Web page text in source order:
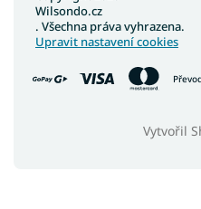
Vytvořil
Wilsondo.cz
. Všechna práva vyhrazena.
Upravit nastavení cookies